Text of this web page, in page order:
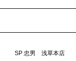
SP 忠男 浅草本店